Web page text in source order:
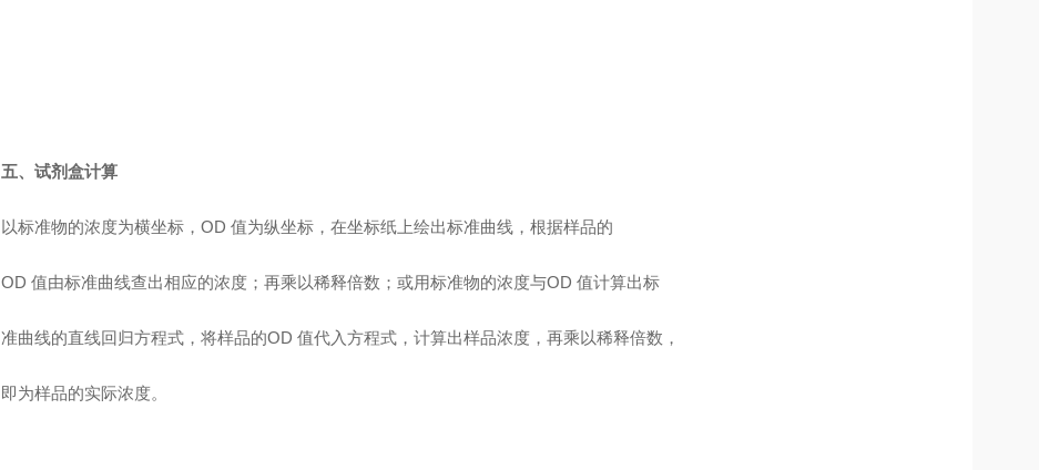
五、试剂盒计算
以标准物的浓度为横坐标，OD 值为纵坐标，在坐标纸上绘出标准曲线，根据样品的
OD 值由标准曲线查出相应的浓度；再乘以稀释倍数；或用标准物的浓度与OD 值计算出标
准曲线的直线回归方程式，将样品的OD 值代入方程式，计算出样品浓度，再乘以稀释倍数，
即为样品的实际浓度。